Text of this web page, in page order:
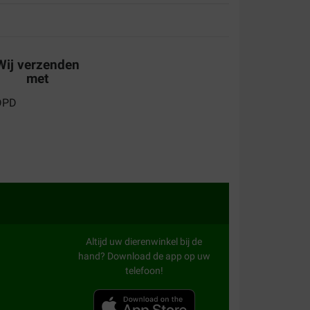
verzenden
met
Altijd uw dierenwinkel bij de
hand? Download de app op uw
telefoon!